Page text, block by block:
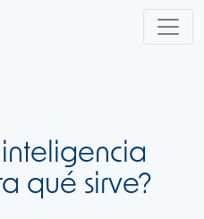
qué sirve?